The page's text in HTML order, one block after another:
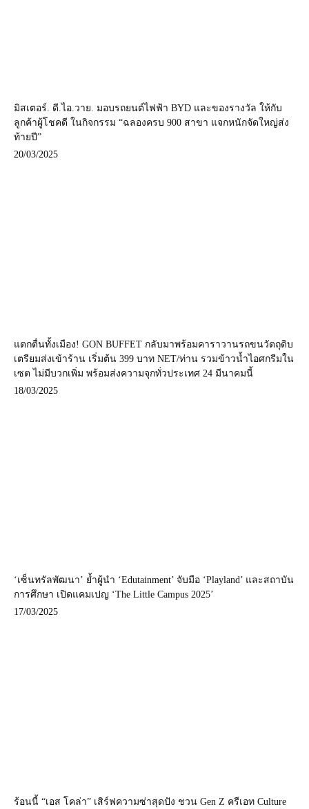
มิสเตอร์. ดี.ไอ.วาย. มอบรถยนต์ไฟฟ้า BYD และของรางวัล ให้กับ
ลูกค้าผู้โชคดี ในกิจกรรม “ฉลองครบ 900 สาขา แจกหนักจัดใหญ่ส่ง
ท้ายปี”
20/03/2025
แตกตื่นทั้งเมือง! GON BUFFET กลับมาพร้อมคาราวานรถขนวัตถุดิบ
เตรียมส่งเข้าร้าน เริ่มต้น 399 บาท NET/ท่าน รวมข้าวน้ำไอศกรีมใน
เซต ไม่มีบวกเพิ่ม พร้อมส่งความจุกทั่วประเทศ 24 มีนาคมนี้
18/03/2025
‘เซ็นทรัลพัฒนา’ ย้ำผู้นำ ‘Edutainment’ จับมือ ‘Playland’ และสถาบัน
การศึกษา เปิดแคมเปญ ‘The Little Campus 2025’
17/03/2025
ร้อนนี้ “เอส โคล่า” เสิร์ฟความซ่าสุดปัง ชวน Gen Z ครีเอท Culture